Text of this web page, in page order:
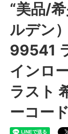
“美品/
ルデン
99541
インロ
ラスト
ーコー